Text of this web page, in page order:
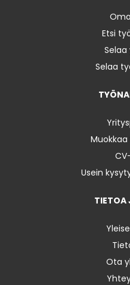
Etsi
Selaa
Selaa
Usein
TIETOA
Ota